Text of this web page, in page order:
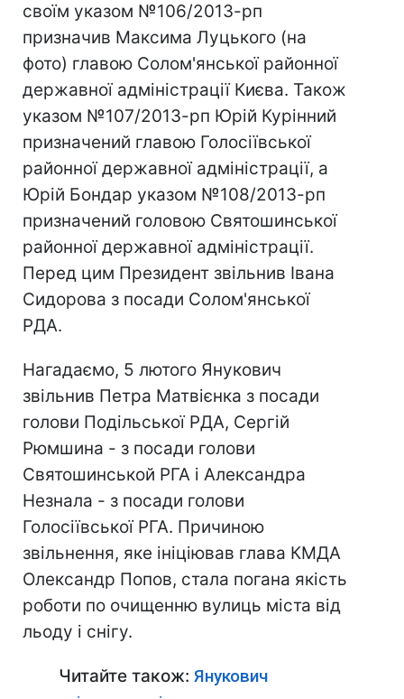
своїм указом №106/2013-рп
призначив Максима Луцького (на
фото) главою Солом'янської районної
державної адміністрації Києва. Також
указом №107/2013-рп Юрій Курінний
призначений главою Голосіївської
районної державної адміністрації, а
Юрій Бондар указом №108/2013-рп
призначений головою Святошинської
районної державної адміністрації.
Перед цим Президент звільнив Івана
Сидорова з посади Солом'янської
РДА.
Нагадаємо, 5 лютого Янукович
звільнив Петра Матвієнка з посади
голови Подільської РДА, Сергій
Рюмшина - з посади голови
Святошинськой РГА і Александра
Незнала - з посади голови
Голосіївської РГА. Причиною
звільнення, яке ініціював глава КМДА
Олександр Попов, стала погана якість
роботи по очищенню вулиць міста від
льоду і снігу.
Читайте також: Янукович